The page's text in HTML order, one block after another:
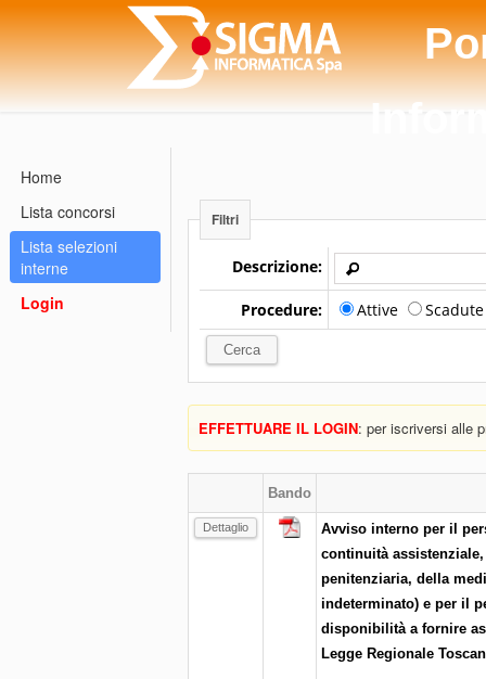
Home
Lista concorsi
Lista selezioni
interne
Login
Filtri
Descrizione:
Procedure: Attive
EFFETTUARE IL LOGIN: per iscriversi alle
Bando
Dettaglio
Avviso interno per il
continuità
penitenziaria, della
indeterminato) e per il
disponibilità a fornire
Legge Regionale